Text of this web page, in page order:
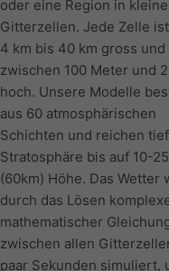
oder eine Region in kleine
Gitterzellen. Jede Zelle
4 km bis 40 km gross und
zwischen 100 Meter und
hoch. Unsere Modelle
aus 60 atmosphärischen
Schichten und reichen
Stratosphäre bis auf 10-
(60km) Höhe. Das Wetter
durch das Lösen
mathematischer
zwischen allen
paar Sekunden simuliert,